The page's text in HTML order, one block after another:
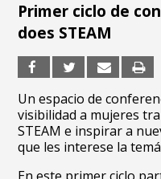
Primer ciclo de
does STEAM
Un espacio de
visibilidad a mujeres
STEAM e inspirar a
que les interese la